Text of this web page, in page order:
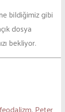
bildiğimiz gibi
dosya
bekliyor.